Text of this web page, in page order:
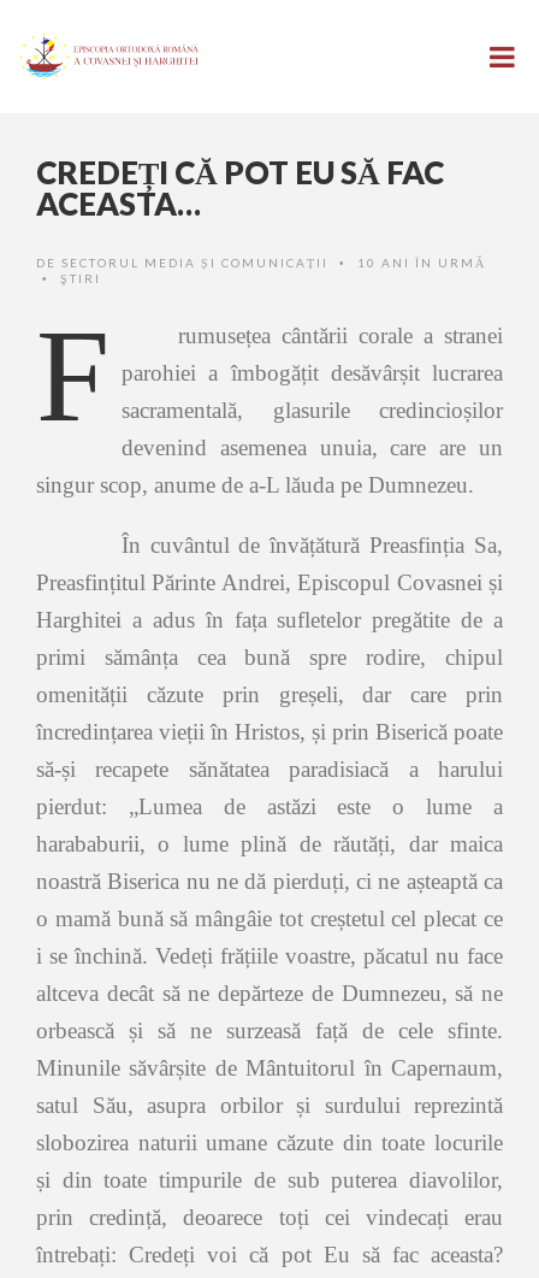
CREDEȚI CĂ POT EU SĂ FAC
ACEASTA…
DE SECTORUL MEDIA ȘI COMUNICAȚII • 10 ANI ÎN URMĂ
• ŞTIRI
F
rumusețea cântării corale a stranei
parohiei a îmbogățit desăvârșit lucrarea
sacramentală, glasurile credincioșilor
devenind asemenea unuia, care are un
singur scop, anume de a-L lăuda pe Dumnezeu.
În cuvântul de învățătură Preasfinția Sa,
Preasfințitul Părinte Andrei, Episcopul Covasnei și
Harghitei a adus în fața sufletelor pregătite de a
primi sămânța cea bună spre rodire, chipul
omenității căzute prin greșeli, dar care prin
încredințarea vieții în Hristos, și prin Biserică poate
să-și recapete sănătatea paradisiacă a harului
pierdut: „Lumea de astăzi este o lume a
harababurii, o lume plină de răutăți, dar maica
noastră Biserica nu ne dă pierduți, ci ne așteaptă ca
o mamă bună să mângâie tot creștetul cel plecat ce
i se închină. Vedeți frățiile voastre, păcatul nu face
altceva decât să ne depărteze de Dumnezeu, să ne
orbească și să ne surzeasă față de cele sfinte.
Minunile săvârșite de Mântuitorul în Capernaum,
satul Său, asupra orbilor și surdului reprezintă
slobozirea naturii umane căzute din toate locurile
și din toate timpurile de sub puterea diavolilor,
prin credință, deoarece toți cei vindecați erau
întrebați: Credeți voi că pot Eu să fac aceasta?